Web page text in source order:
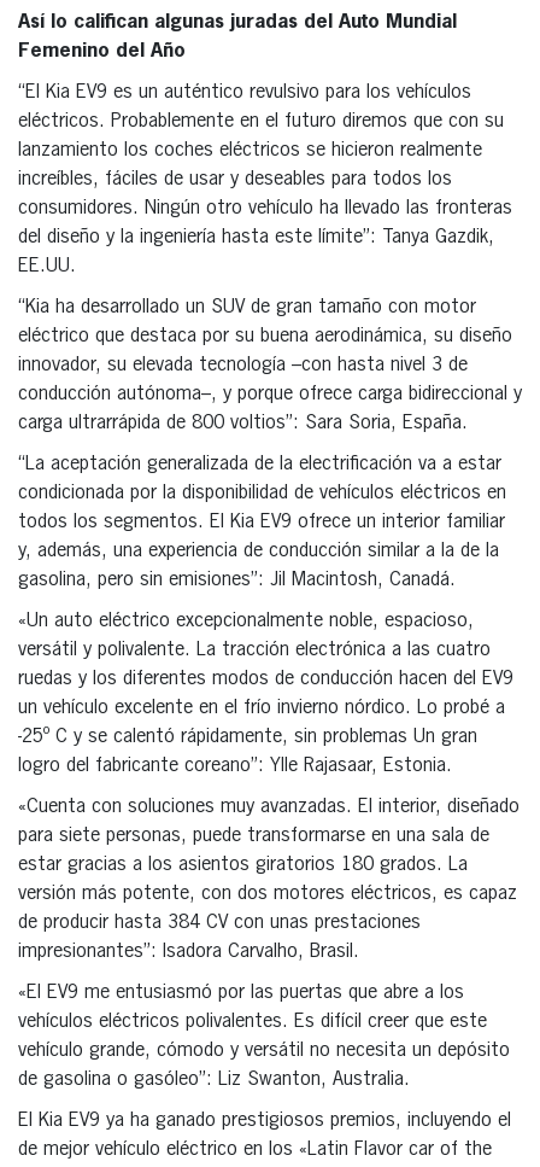
Así lo califican algunas juradas del Auto Mundial
Femenino del Año
“El Kia EV9 es un auténtico revulsivo para los vehículos
eléctricos. Probablemente en el futuro diremos que con su
lanzamiento los coches eléctricos se hicieron realmente
increíbles, fáciles de usar y deseables para todos los
consumidores. Ningún otro vehículo ha llevado las fronteras
del diseño y la ingeniería hasta este límite”: Tanya Gazdik,
EE.UU.
“Kia ha desarrollado un SUV de gran tamaño con motor
eléctrico que destaca por su buena aerodinámica, su diseño
innovador, su elevada tecnología –con hasta nivel 3 de
conducción autónoma–, y porque ofrece carga bidireccional y
carga ultrarrápida de 800 voltios”: Sara Soria, España.
“La aceptación generalizada de la electrificación va a estar
condicionada por la disponibilidad de vehículos eléctricos en
todos los segmentos. El Kia EV9 ofrece un interior familiar
y, además, una experiencia de conducción similar a la de la
gasolina, pero sin emisiones”: Jil Macintosh, Canadá.
«Un auto eléctrico excepcionalmente noble, espacioso,
versátil y polivalente. La tracción electrónica a las cuatro
ruedas y los diferentes modos de conducción hacen del EV9
un vehículo excelente en el frío invierno nórdico. Lo probé a
-25º C y se calentó rápidamente, sin problemas Un gran
logro del fabricante coreano”: Ylle Rajasaar, Estonia.
«Cuenta con soluciones muy avanzadas. El interior, diseñado
para siete personas, puede transformarse en una sala de
estar gracias a los asientos giratorios 180 grados. La
versión más potente, con dos motores eléctricos, es capaz
de producir hasta 384 CV con unas prestaciones
impresionantes”: Isadora Carvalho, Brasil.
«El EV9 me entusiasmó por las puertas que abre a los
vehículos eléctricos polivalentes. Es difícil creer que este
vehículo grande, cómodo y versátil no necesita un depósito
de gasolina o gasóleo”: Liz Swanton, Australia.
El Kia EV9 ya ha ganado prestigiosos premios, incluyendo el
de mejor vehículo eléctrico en los «Latin Flavor car of the